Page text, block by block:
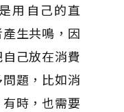
用自己的直
生共鳴，因
己放在消費
題，比如消
有時，也需要